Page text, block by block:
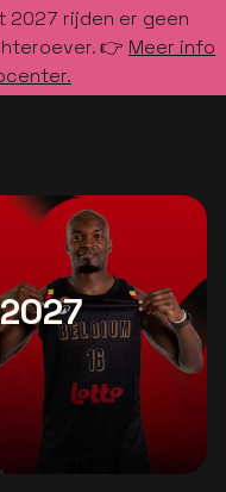
2027 rijden er geen
👉 Meer info